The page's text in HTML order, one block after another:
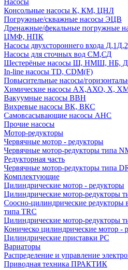
Насосы
Консольные насосы К, КМ, ЦНЛ
Погружные/скважные насосы ЭЦВ
Дренажные/фекальные
ЦМФ, НПК
Насосы двухстороннего входа
Насосы для сточных вод СМ,СД
Шестерёные насосы Ш, НМШ, НБ,
In-line насосы TD, CDM(F)
Повысительные насосы/
Химические насосы АХ,АХО, Х,
Вакуумные насосы ВВН
Вихревые насосы ВК, ВКС
Самовсасывающие насосы АНС
Прочие насосы
Мотор-редукторы
Червячные мотор - редукторы
Червячные мотор-редукторы типа
Редукторная часть
Червячные мотор-редукторы типа
Комплектующие
Цилиндрические мотор - редукторы
Цилиндрические мотор-редукторы
Соосно-цилиндрические редукторы
типа TRC
Цилиндрические мотор-редукторы
Коническо цилиндрические мотор -
Цилиндрические приставки PC
Вариаторы
Распределение и управление
Приводная техника ПРАКТИК